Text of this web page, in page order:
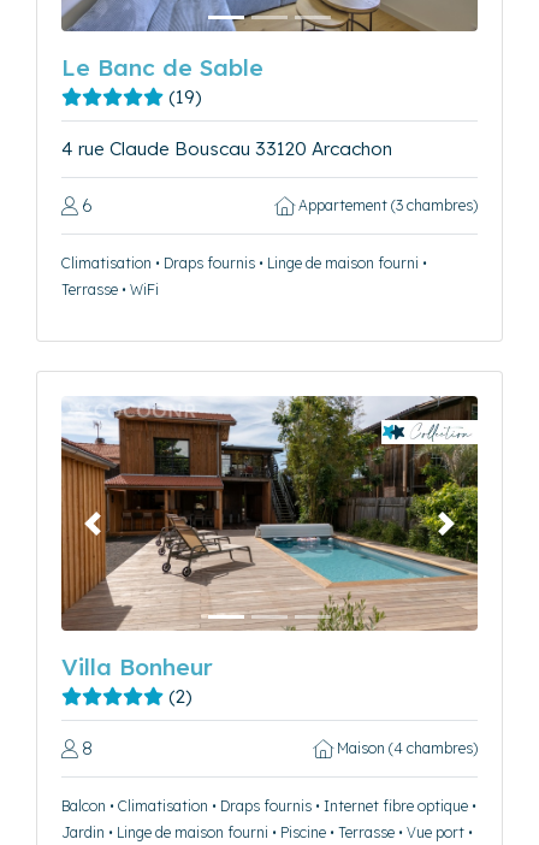
Le Banc de Sable
(19)
4 rue Claude Bouscau 33120 Arcachon
6 Appartement (3 chambres)
Climatisation • Draps fournis • Linge de maison fourni •
Terrasse • WiFi
Précédent Suivant
Villa Bonheur
(2)
8 Maison (4 chambres)
Balcon • Climatisation • Draps fournis • Internet fibre optique •
Jardin • Linge de maison fourni • Piscine • Terrasse • Vue port •